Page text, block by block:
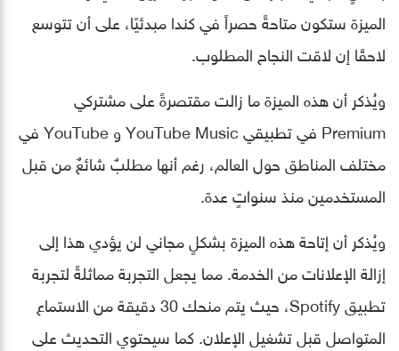
الميزة ستكون متاحةً حصراً في كندا مبدئيًا، على أن تتوسع
لاحقًا إن لاقت النجاح المطلوب.
ويُذكر أن هذه الميزة ما زالت مقتصرةً على مشتركي
Premium في تطبيقي YouTube Music و YouTube في
مختلف المناطق حول العالم، رغم أنها مطلبٌ شائعٌ من قبل
المستخدمين منذ سنواتٍ عدة.
ويُذكر أن إتاحة هذه الميزة بشكلٍ مجاني لن يؤدي هذا إلى
إزالة الإعلانات من الخدمة. مما يجعل التجربة مماثلةً لتجربة
تطبيق Spotify، حيث يتم منحك 30 دقيقة من الاستماع
المتواصل قبل تشغيل الإعلان. كما سيحتوي التحديث على